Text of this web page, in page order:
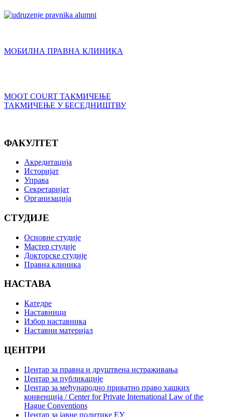
МОБИЛНА ПРАВНА КЛИНИКА
MOOT COURT ТАКМИЧЕЊЕ
ТАКМИЧЕЊЕ У БЕСЕДНИШТВУ
ФАКУЛТЕТ
Акредитација
Историјат
Управа
Секретаријат
Организација
СТУДИЈЕ
Основне студије
Мастер студије
Докторске студије
Правна клиника
НАСТАВА
Катедре
Наставници
Избор наставника
Наставни материјал
ЦЕНТРИ
Центар за правна и друштвена истраживања
Центар за публикације
Центар за међународно приватно право хашких
конвенција / Center for Private International Law of the
Hague Conventions
Центар за јавне политике ЕУ